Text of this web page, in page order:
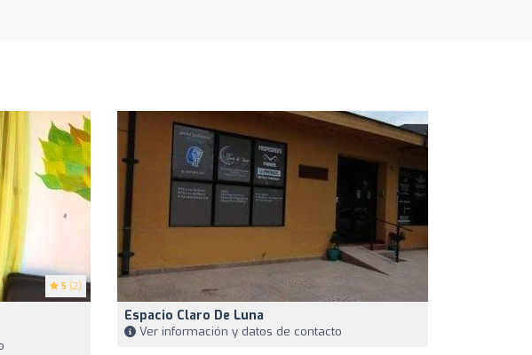
5 (2)
Espacio Claro De Luna
Ver información y datos de contacto